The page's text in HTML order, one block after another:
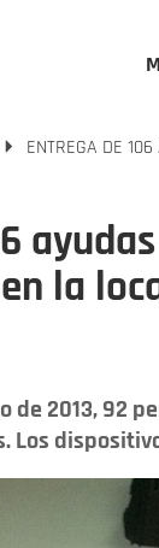
ENTREGA DE
la
de 2013, 92
Los